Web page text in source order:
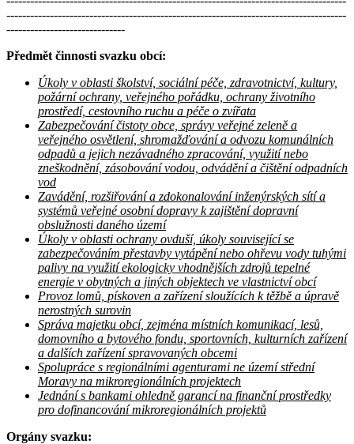
--------------------------------------------------------------------------------------
------------------------------
Předmět činnosti svazku obcí:
Úkoly v oblasti školství, sociální péče, zdravotnictví, kultury,
požární ochrany, veřejného pořádku, ochrany životního
prostředí, cestovního ruchu a péče o zvířata
Zabezpečování čistoty obce, správy veřejné zeleně a
veřejného osvětlení, shromažďování a odvozu komunálních
odpadů a jejich nezávadného zpracování, využití nebo
zneškodnění, zásobování vodou, odvádění a čištění odpadních
vod
Zavádění, rozšiřování a zdokonalování inženýrských sítí a
systémů veřejné osobní dopravy k zajištění dopravní
obslužnosti daného území
Úkoly v oblasti ochrany ovduší, úkoly související se
zabezpečováním přestavby vytápění nebo ohřevu vody tuhými
palivy na využití ekologicky vhodnějších zdrojů tepelné
energie v obytných a jiných objektech ve vlastnictví obcí
Provoz lomů, pískoven a zařízení sloužících k těžbě a úpravě
nerostných surovin
Správa majetku obcí, zejména místních komunikací, lesů,
domovního a bytového fondu, sportovních, kulturních zařízení
a dalších zařízení spravovaných obcemi
Spolupráce s regionálními agenturami ne území střední
Moravy na mikroregionálních projektech
Jednání s bankami ohledně garancí na finanční prostředky
pro dofinancování mikroregionálních projektů
Orgány svazku: